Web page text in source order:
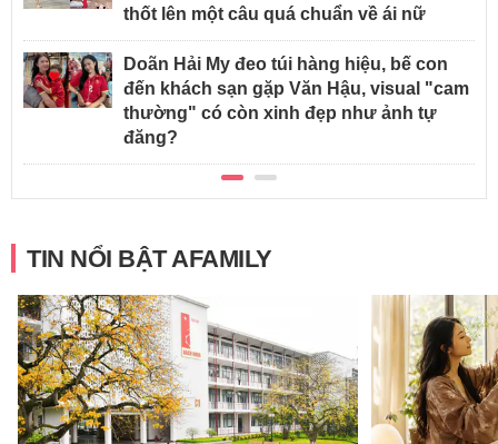
thốt lên một câu quá chuẩn về ái nữ
Doãn Hải My đeo túi hàng hiệu, bế con
đến khách sạn gặp Văn Hậu, visual "cam
thường" có còn xinh đẹp như ảnh tự
đăng?
TIN NỔI BẬT AFAMILY